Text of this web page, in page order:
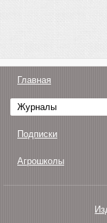
Главная
Журналы
Подписки
Агрошколы